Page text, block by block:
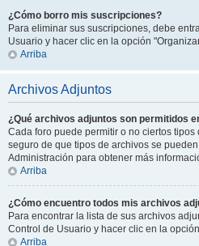
¿Cómo borro mis suscripciones?
Para eliminar sus suscripciones, debe
Usuario y hacer clic en la opción
Arriba
Archivos Adjuntos
¿Qué archivos adjuntos son permitidos
Cada foro puede permitir o no ciertos
seguro de que tipos de archivos se
Administración para obtener más
Arriba
¿Cómo encuentro todos mis archivos
Para encontrar la lista de sus archivos
Control de Usuario y hacer clic en la
Arriba